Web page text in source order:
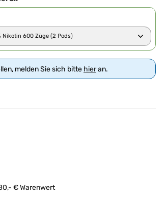
melden Sie sich bitte hieran.
€ Warenwert